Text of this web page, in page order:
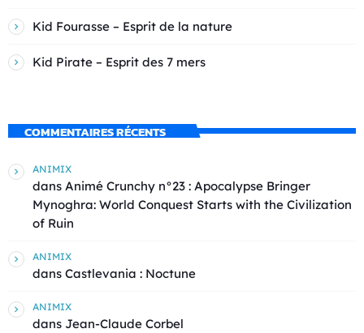
Kid Fourasse – Esprit de la nature
Kid Pirate – Esprit des 7 mers
COMMENTAIRES RÉCENTS
ANIMIX
dans Animé Crunchy n°23 : Apocalypse Bringer
Mynoghra: World Conquest Starts with the Civilization
of Ruin
ANIMIX
dans Castlevania : Noctune
ANIMIX
dans Jean-Claude Corbel